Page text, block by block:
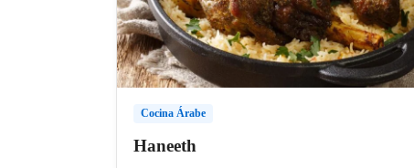
Cocina Árabe
Haneeth